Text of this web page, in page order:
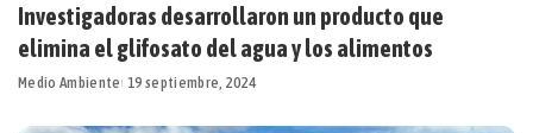
Investigadoras desarrollaron un producto que
elimina el glifosato del agua y los alimentos
Medio Ambiente 19 septiembre, 2024